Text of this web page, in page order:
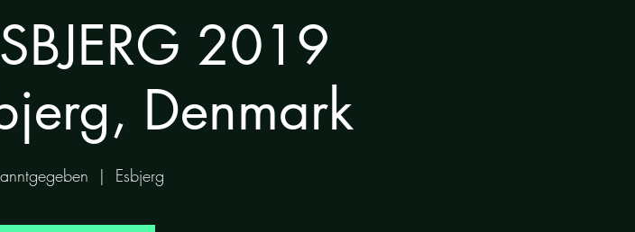
2019
Denmark
  |
Esbjerg